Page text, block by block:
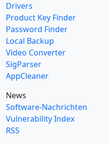
Drivers
Product Key Finder
Password Finder
Local Backup
Video Converter
SigParser
AppCleaner
News
Software-Nachrichten
Vulnerability Index
RSS